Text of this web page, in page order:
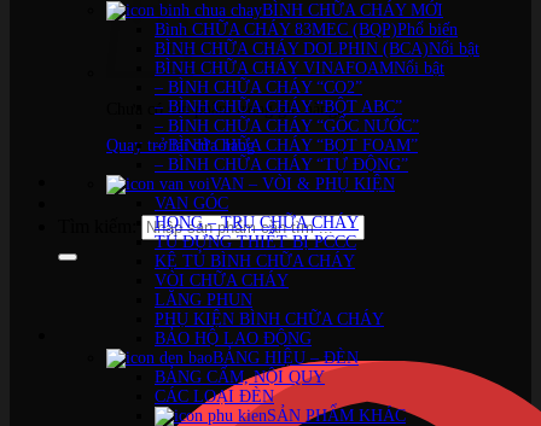
Chưa có sản phẩm trong giỏ hàng.
Quay trở lại cửa hàng
BÌNH CHỮA CHÁY MỚI
Bình CHỮA CHÁY 83MEC (BQP)
BÌNH CHỮA CHÁY DOLPHIN (BCA)
BÌNH CHỮA CHÁY VINAFOAM
– BÌNH CHỮA CHÁY “CO2”
– BÌNH CHỮA CHÁY “BỘT ABC”
– BÌNH CHỮA CHÁY “GỐC NƯỚC”
– BÌNH CHỮA CHÁY “BỌT FOAM”
– BÌNH CHỮA CHÁY “TỰ ĐỘNG”
VAN – VÒI & PHỤ KIỆN
VAN GÓC
HỌNG – TRỤ CHỮA CHÁY
TỦ ĐỰNG THIẾT BỊ PCCC
KỆ TỦ BÌNH CHỮA CHÁY
VÒI CHỮA CHÁY
LĂNG PHUN
PHỤ KIỆN BÌNH CHỮA CHÁY
BẢO HỘ LAO ĐỘNG
BẢNG HIỆU – ĐÈN
BẢNG CẤM, NỘI QUY
CÁC LOẠI ĐÈN
SẢN PHẨM KHÁC